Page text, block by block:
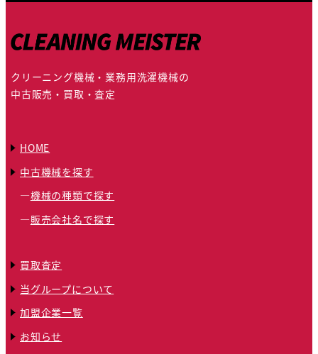
クリーニング機械・業務用洗濯機械の
中古販売・買取・査定
HOME
中古機械を探す
機械の種類で探す
販売会社名で探す
買取査定
当グループについて
加盟企業一覧
お知らせ